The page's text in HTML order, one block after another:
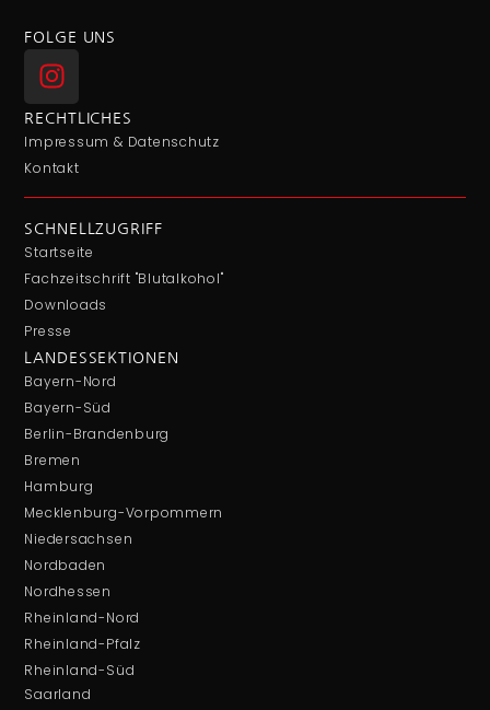
FOLGE UNS
RECHTLICHES
Impressum & Datenschutz
Kontakt
SCHNELLZUGRIFF
Startseite
Fachzeitschrift "Blutalkohol"
Downloads
Presse
LANDESSEKTIONEN
Bayern-Nord
Bayern-Süd
Berlin-Brandenburg
Bremen
Hamburg
Mecklenburg-Vorpommern
Niedersachsen
Nordbaden
Nordhessen
Rheinland-Nord
Rheinland-Pfalz
Rheinland-Süd
Saarland